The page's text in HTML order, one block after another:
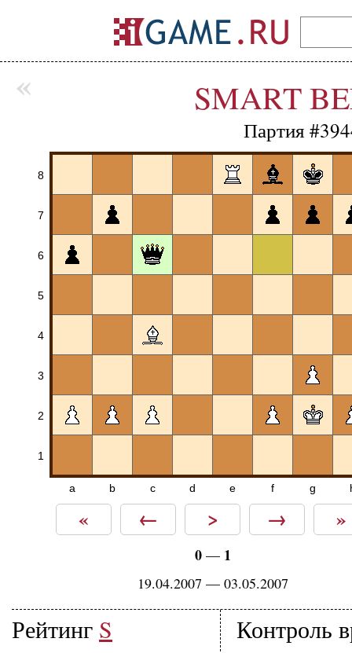
SMART
Партия
8
7
6
5
4
3
2
1
a b c d e f g
« ← > → »
0— 1
19.04.2007 — 03.05.2007
Рейтинг S Контроль
«